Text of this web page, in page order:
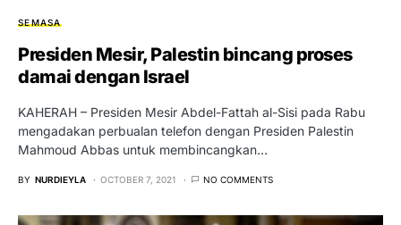
SEMASA
Presiden Mesir, Palestin bincang proses
damai dengan Israel
KAHERAH – Presiden Mesir Abdel-Fattah al-Sisi pada Rabu
mengadakan perbualan telefon dengan Presiden Palestin
Mahmoud Abbas untuk membincangkan…
BY NURDIEYLA OCTOBER 7, 2021 NO COMMENTS